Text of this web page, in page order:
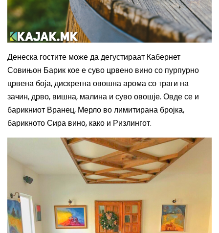
Денеска гостите може да дегустираат Кабернет
Совињон Барик кое е суво црвено вино со пурпурно
црвена боја, дискретна овошна арома со траги на
зачин, дрво, вишна, малина и суво овошје. Овдесе и
барикниот Вранец, Мерло во лимитирана бројка,
барикното Сира вино, како и Ризлингот.